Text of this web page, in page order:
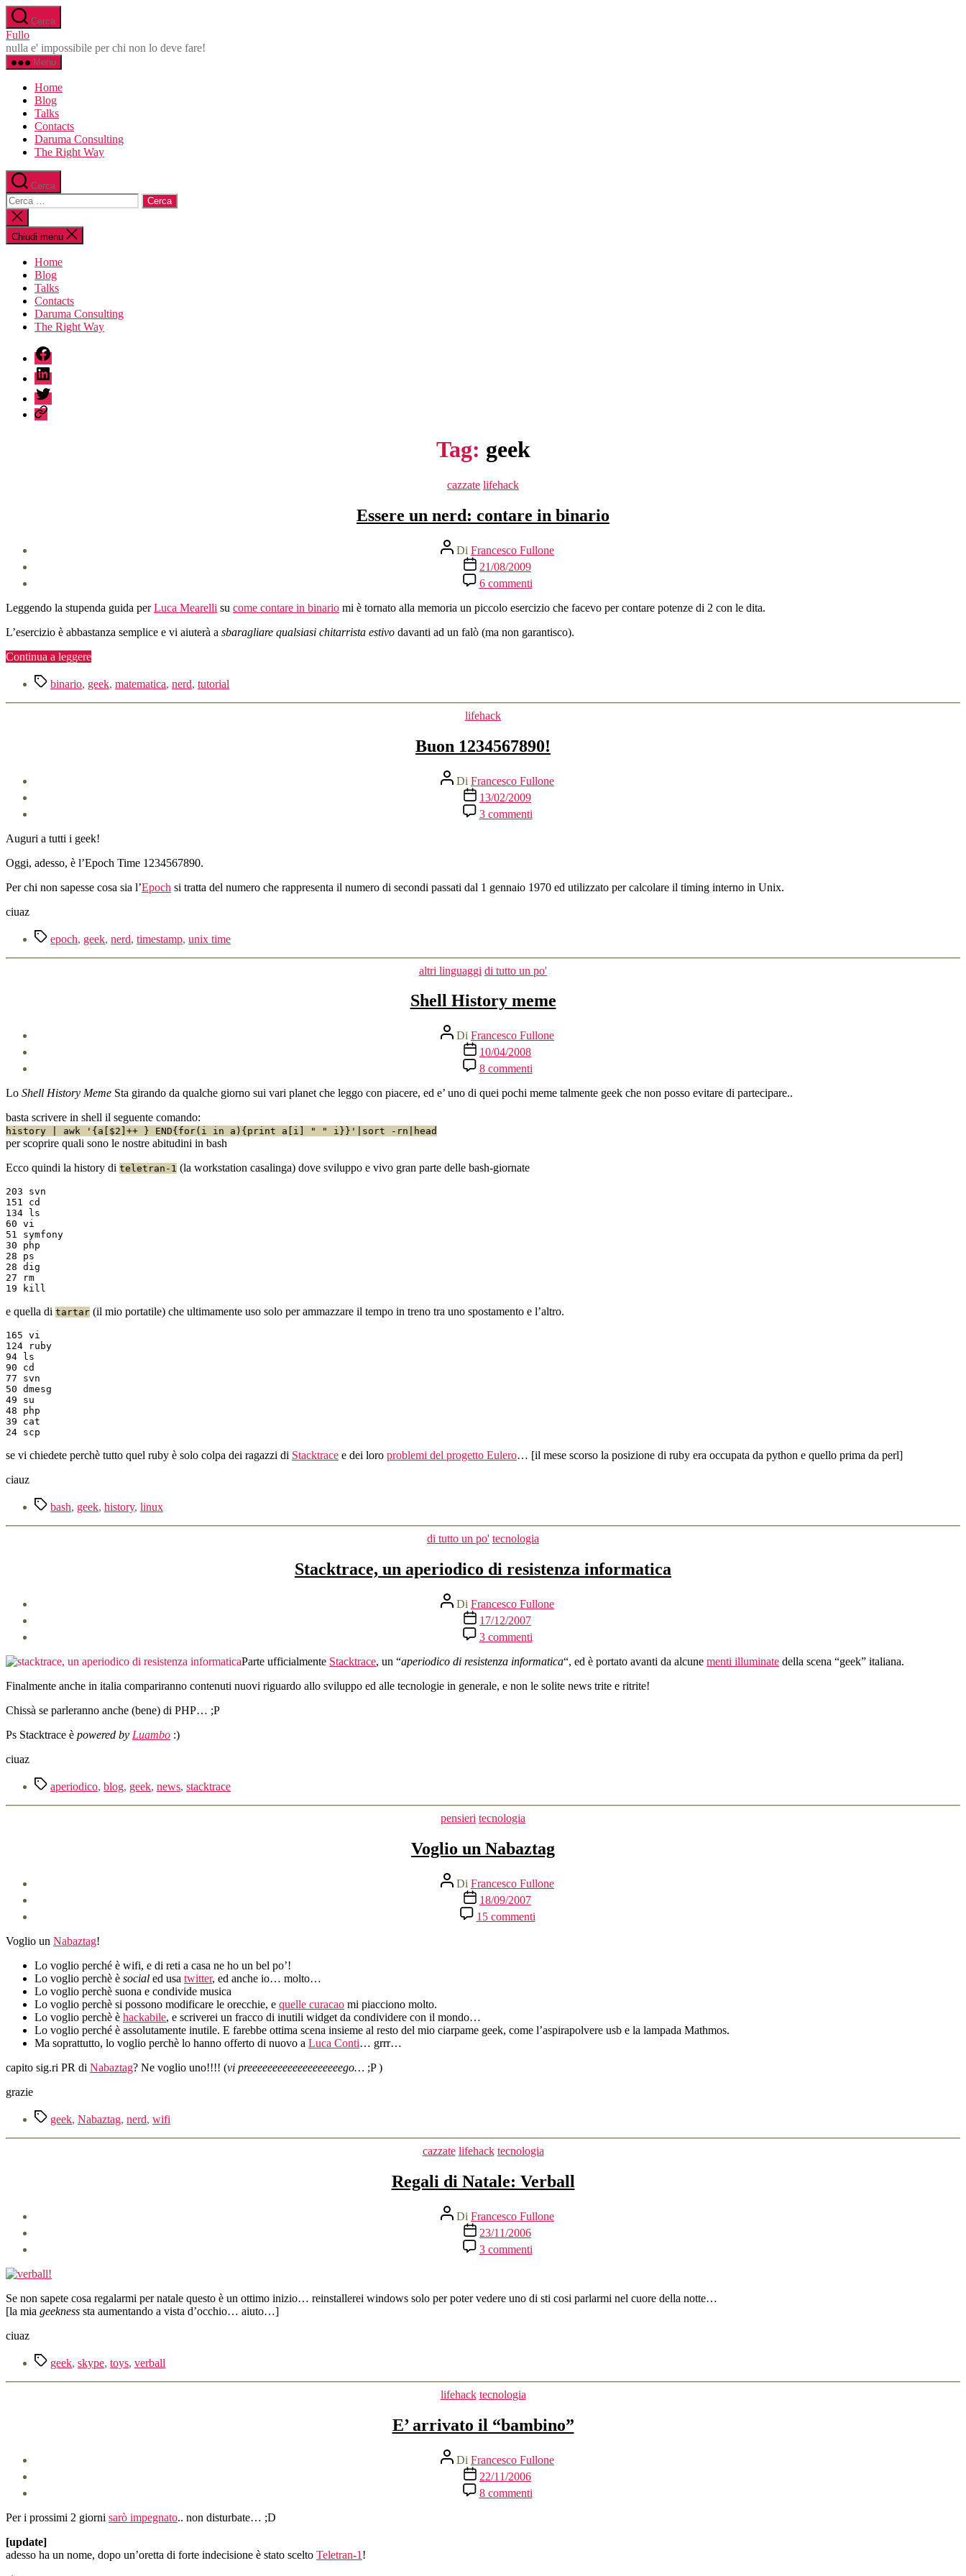
Salta
al
contenuto
Cerca
Fullo
nulla e' impossibile per chi non lo deve fare!
Menu
Home
Blog
Talks
Contacts
Daruma Consulting
The Right Way
Cerca
Cerca:
Chiudi
la
ricerca
Chiudi menu
Home
Blog
Talks
Contacts
Daruma Consulting
The Right Way
fb
linkedin
twitter
sessionize
Tag: geek
Categorie
cazzate lifehack
Essere un nerd: contare in binario
Autore
articolo
Di Francesco Fullone
Data
dell'articolo
21/08/2009
6 commentisu
Essere
un
contare
Leggendo la stupenda guida perLuca Mearelli su come contare in binario mi è tornato alla memoria un piccolo esercizio che facevo per contare potenze di 2 con le dita.
L’esercizio è abbastanza semplice e vi aiuterà a sbaragliare qualsiasi chitarrista estivo davanti ad un falò (ma non garantisco).
Continua a leggere“Essere
nerd:
in
Tagbinario, geek, matematica, nerd, tutorial
Categorie
lifehack
Buon 1234567890!
Autore
articolo
Di Francesco Fullone
Data
dell'articolo
13/02/2009
3 commentisu
Buon
Auguri a tutti i geek!
Oggi, adesso, è l’Epoch Time 1234567890.
Per chi non sapesse cosa sia l’Epoch si tratta del numero che rappresenta il numero di secondi passati dal 1 gennaio 1970 ed utilizzato per calcolare il timing interno in Unix.
ciuaz
Tag epoch, geek, nerd, timestamp, unix time
Categorie
altri linguaggi di tutto un po'
Shell History meme
Autore
articolo
Di Francesco Fullone
Data
dell'articolo
10/04/2008
8 commentisu
Shell
History
Lo Shell History Meme Sta girando da qualche giorno sui vari planet che leggo con piacere, ed e’ uno di quei pochi meme talmente geek che non posso evitare di partecipare..
basta scrivere in shell il seguente comando:
history | awk '{a[$2]++ } END{for(i in a){print a[i] " " i}}'|sort -rn|head
per scoprire quali sono le nostre abitudini in bash
Ecco quindi la history di teletran-1 (la workstation casalinga) dove sviluppo e vivo gran parte delle bash-giornate
203 svn
151 cd
134 ls
60 vi
51 symfony
30 php
28 ps
28 dig
27 rm
e quella di tartar (il mio portatile) che ultimamente uso solo per ammazzare il tempo in treno tra uno spostamento e l’altro.
165 vi
124 ruby
94 ls
90 cd
77 svn
50 dmesg
49 su
48 php
39 cat
se vi chiedete perchè tutto quel ruby è solo colpa dei ragazzi di Stacktrace e dei loro problemi del progetto Eulero… [il mese scorso la posizione di ruby era occupata da python e quello prima da perl]
ciauz
Tagbash, geek, history, linux
Categorie
di tutto un po' tecnologia
Stacktrace, un aperiodico di resistenza informatica
Autore
articolo
Di Francesco Fullone
Data
dell'articolo
17/12/2007
3 commentisu
Stacktrace,
un
di
Parte ufficialmente Stacktrace, un “aperiodico di resistenza informatica“, ed è portato avanti da alcune menti illuminate della scena “geek” italiana.
Finalmente anche in italia compariranno contenuti nuovi riguardo allo sviluppo ed alle tecnologie in generale, e non le solite news trite e ritrite!
Chissà se parleranno anche (bene) di PHP… ;P
Ps Stacktrace è powered by Luambo :)
ciuaz
Tag aperiodico, blog, geek, news, stacktrace
Categorie
pensieri tecnologia
Voglio un Nabaztag
Autore
articolo
Di Francesco Fullone
Data
dell'articolo
18/09/2007
15 commentisu
Voglio
Voglio un Nabaztag!
Lo voglio perché è wifi, e di reti a casa ne ho un bel po’!
Lo voglio perchè è social ed usa twitter, ed anche io… molto…
Lo voglio perchè suona e condivide musica
Lo voglio perchè si possono modificare le orecchie, e quelle curacao mi piacciono molto.
Lo voglio perchè è hackabile, e scriverei un fracco di inutili widget da condividere con il mondo…
Lo voglio perché è assolutamente inutile. E farebbe ottima scena insieme al resto del mio ciarpame geek, come l’aspirapolvere usb e la lampada Mathmos.
Ma soprattutto, lo voglio perchè lo hanno offerto di nuovo a Luca Conti… grrr…
capito sig.ri PR di Nabaztag? Ne voglio uno!!!! (vi preeeeeeeeeeeeeeeeeeego… ;P )
grazie
Tag geek, Nabaztag, nerd, wifi
Categorie
cazzate lifehack tecnologia
Regali di Natale: Verball
Autore
articolo
Di Francesco Fullone
Data
dell'articolo
23/11/2006
3 commentisu
Regali
Verball
Se non sapete cosa regalarmi per natale questo è un ottimo inizio… reinstallerei windows solo per poter vedere uno di sti cosi parlarmi nel cuore della notte…
[la mia geekness sta aumentando a vista d’occhio… aiuto…]
ciuaz
Tag geek, skype, toys, verball
Categorie
lifehack tecnologia
E’ arrivato il “bambino”
Autore
articolo
Di Francesco Fullone
Data
dell'articolo
22/11/2006
8 commentisu
E’
Per i prossimi 2 giorni sarò impegnato.. non disturbate… ;D
[update]
adesso ha un nome, dopo un’oretta di forte indecisione è stato scelto Teletran-1 !